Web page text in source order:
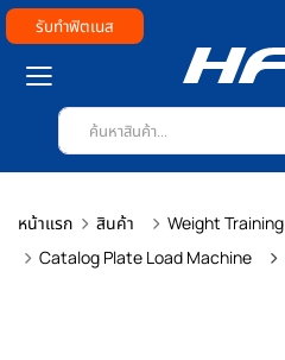
รับทำฟิตเนส
หน้าแรก สินค้า Weight Training
Catalog Plate Load Machine